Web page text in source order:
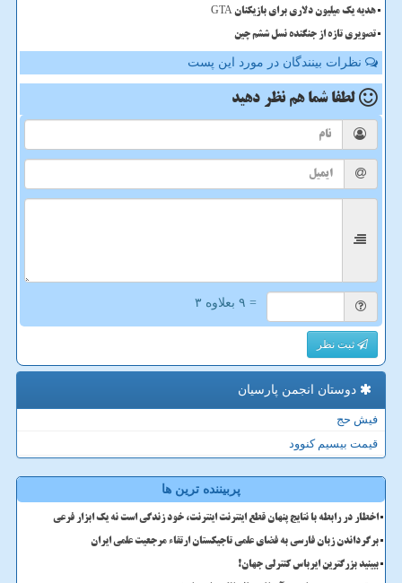
هدیه یک میلیون دلاری برای بازیکنان GTA
تصویری تازه از جنگنده نسل ششم چین
نظرات بینندگان در مورد این پست
لطفا شما هم نظر دهید
= ۹ بعلاوه ۳
ثبت نظر
دوستان انجمن پارسیان
فیش حج
قیمت بیسیم کنوود
پربیننده ترین ها
اخطار در رابطه با نتایج پنهان قطع اینترنت اینترنت، خود زندگی است نه یک ابزار فرعی
برگرداندن زبان فارسی به فضای علمی تاجیکستان ارتقاء مرجعیت علمی ایران
ببینید بزرگترین ایرباس کنترلی جهان!